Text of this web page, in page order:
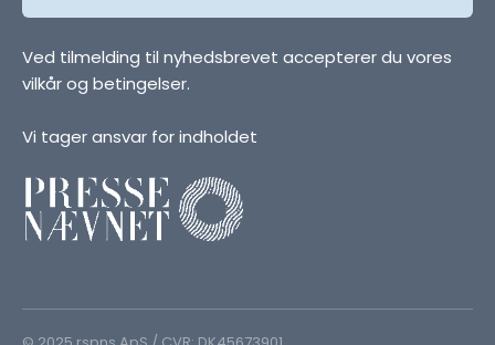
Ved tilmelding til nyhedsbrevet accepterer du vores
vilkår og betingelser.
Vi tager ansvar for indholdet